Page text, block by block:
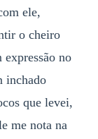
ele,
o cheiro
expressão no
inchado
que levei,
me nota na